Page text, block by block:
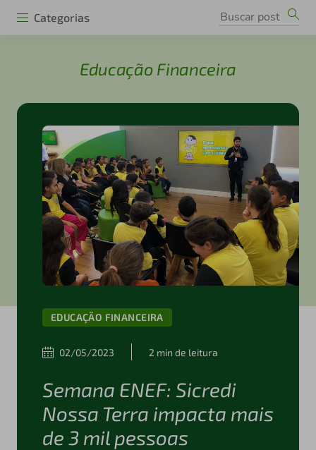
Categorias
Educação Financeira
EDUCAÇÃO FINANCEIRA
02/05/2023 2 min de leitura
Semana ENEF: Sicredi
Nossa Terra impacta mais
de 3 mil pessoas